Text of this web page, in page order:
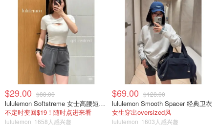
$29.00 $88.00
lululemon Softstreme 女士高腰短裤 10cm
不定时变回$19！随时点进来看
lululemon 1658人感兴趣
$69.00 $128.00
lululemon Smooth Spacer 经典卫衣
女生穿出oversized风
lululemon 1603人感兴趣